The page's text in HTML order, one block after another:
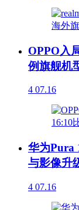
OPPO入
例旗舰机
4 07.16
华为Pura
与影像升
4 07.16